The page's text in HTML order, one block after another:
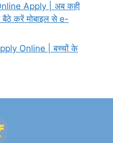
Apply | अब कही
करें मोबाइल से e-
Online | बच्चों के